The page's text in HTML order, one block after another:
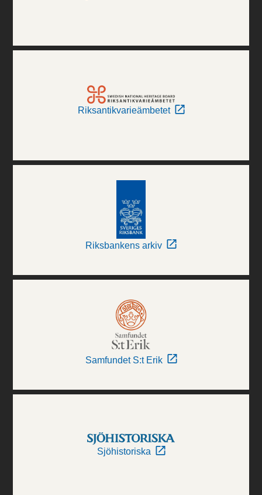
Riksantikvarieämbetet
Riksbankens arkiv
Samfundet S:t Erik
Sjöhistoriska